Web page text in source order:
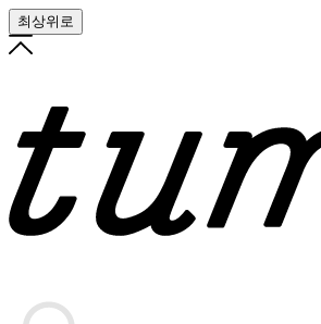
최상위로